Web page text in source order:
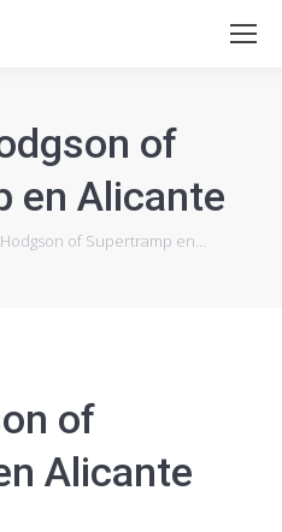
of
en Alicante
of Supertramp en…
of
Alicante